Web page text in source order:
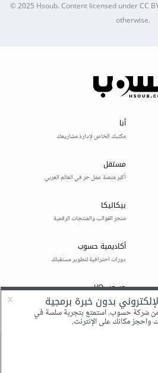
© 2025Hsoub.Content licensed underCC
otherwise.